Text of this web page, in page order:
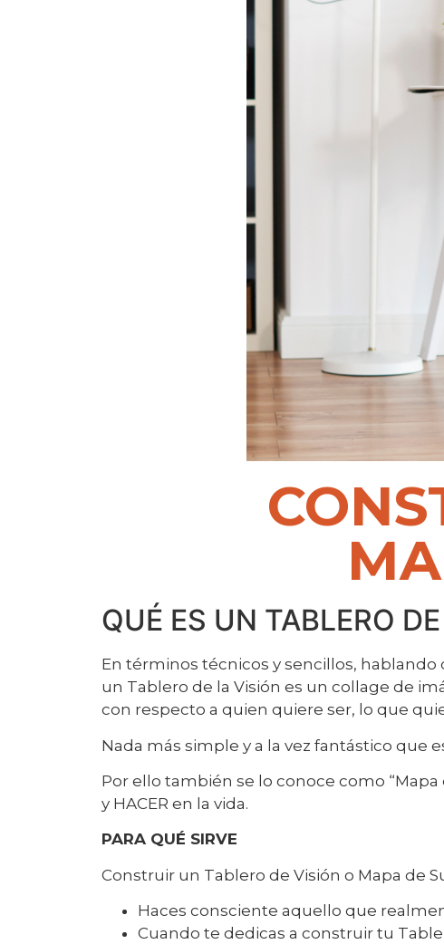
QUÉ ES UN TABLERO
En términos técnicos y sencillos,
un Tablero de la Visión es un collage de
con respecto a quien quiere ser, lo que
Nada más simple y a la vez fantástico que
Por ello también se lo conoce como
y HACER en la vida.
PARA QUÉ SIRVE
Construir un Tablero de Visión o Mapa de
Haces consciente aquello que
Cuando te dedicas a construir tu